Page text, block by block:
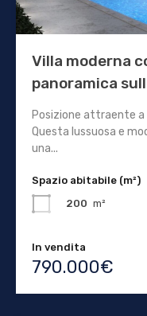
Villa moderna
panoramica
Posizione attraente a
Questa lussuosa e
una...
Spazio abitabile (m²)
200 m²
In vendita
790.000€